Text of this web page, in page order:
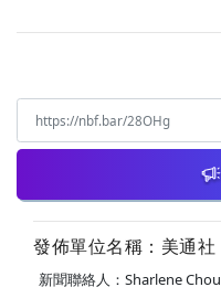
發佈單位名稱：美通社
新聞聯絡人：Sharlene Chou